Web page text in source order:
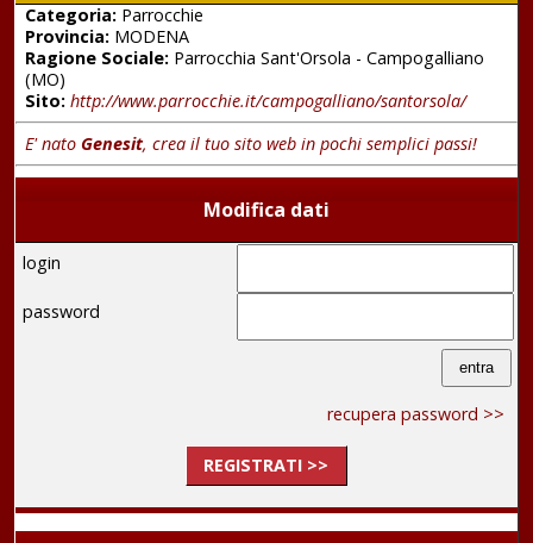
Categoria:Parrocchie
Provincia:MODENA
Ragione Sociale:Parrocchia Sant'Orsola - Campogalliano
(MO)
Sito: http://www.parrocchie.it/campogalliano/santorsola/
E' nato Genesit, crea il tuo sito web in pochi semplici passi!
Modifica dati
login
password
recupera password >>
REGISTRATI >>